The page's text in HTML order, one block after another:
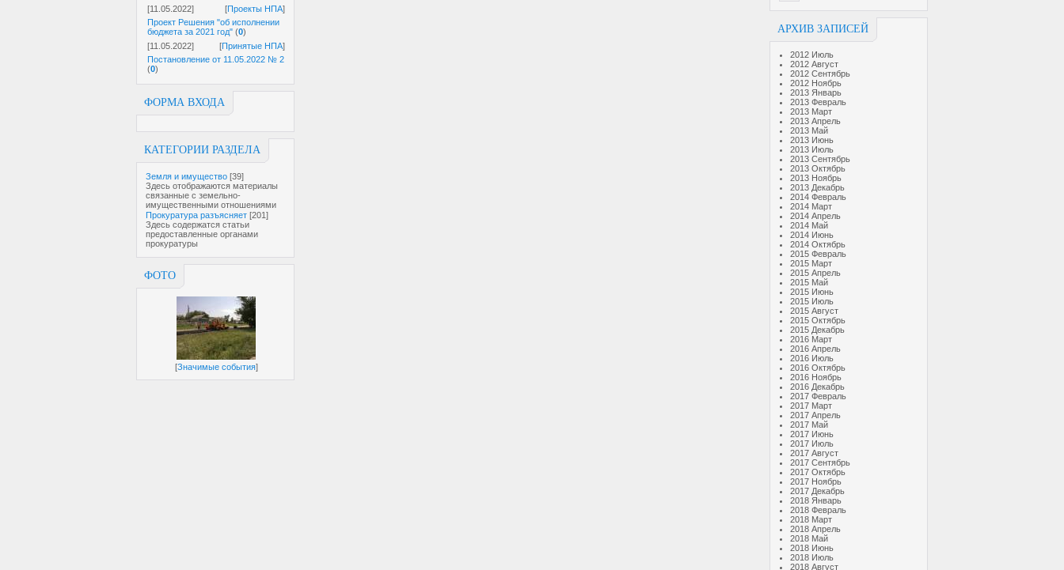
[11.05.2022]
[Проекты НПА]
Проект Решения "об исполнении
бюджета за 2021 год" (0)
[11.05.2022]
[Принятые НПА]
Постановление от 11.05.2022 № 2
(0)
ФОРМА ВХОДА
КАТЕГОРИИ РАЗДЕЛА
Земля и имущество [39]
Здесь отображаются материалы
связанные с земельно-
имущественными отношениями
Прокуратура разъясняет [201]
Здесь содержатся статьи
предоставленные органами
прокуратуры
ФОТО
[Значимые события]
АРХИВ ЗАПИСЕЙ
2012 Июль
2012 Август
2012 Сентябрь
2012 Ноябрь
2013 Январь
2013 Февраль
2013 Март
2013 Апрель
2013 Май
2013 Июнь
2013 Июль
2013 Сентябрь
2013 Октябрь
2013 Ноябрь
2013 Декабрь
2014 Февраль
2014 Март
2014 Апрель
2014 Май
2014 Июнь
2014 Октябрь
2015 Февраль
2015 Март
2015 Апрель
2015 Май
2015 Июнь
2015 Июль
2015 Август
2015 Октябрь
2015 Декабрь
2016 Март
2016 Апрель
2016 Июль
2016 Октябрь
2016 Ноябрь
2016 Декабрь
2017 Февраль
2017 Март
2017 Апрель
2017 Май
2017 Июнь
2017 Июль
2017 Август
2017 Сентябрь
2017 Октябрь
2017 Ноябрь
2017 Декабрь
2018 Январь
2018 Февраль
2018 Март
2018 Апрель
2018 Май
2018 Июнь
2018 Июль
2018 Август